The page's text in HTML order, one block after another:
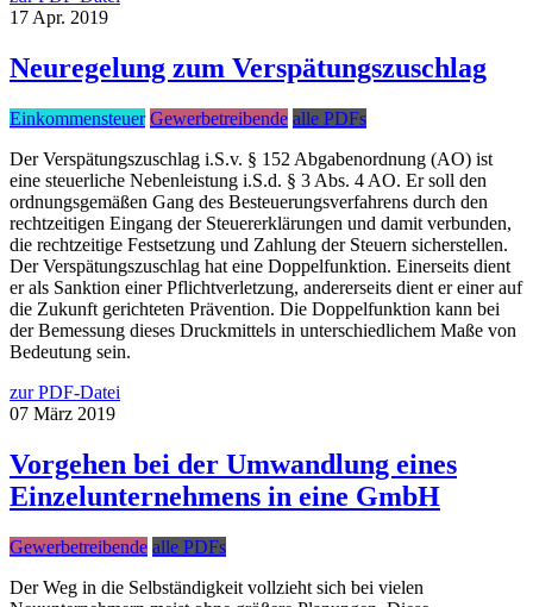
17 Apr. 2019
Neuregelung zum Verspätungszuschlag
Einkommensteuer Gewerbetreibende alle PDFs
Der Verspätungszuschlag i.S.v. § 152 Abgabenordnung (AO) ist
eine steuerliche Nebenleistung i.S.d. § 3 Abs. 4 AO. Er soll den
ordnungsgemäßen Gang des Besteuerungsverfahrens durch den
rechtzeitigen Eingang der Steuererklärungen und damit verbunden,
die rechtzeitige Festsetzung und Zahlung der Steuern sicherstellen.
Der Verspätungszuschlag hat eine Doppelfunktion. Einerseits dient
er als Sanktion einer Pflichtverletzung, andererseits dient er einer auf
die Zukunft gerichteten Prävention. Die Doppelfunktion kann bei
der Bemessung dieses Druckmittels in unterschiedlichem Maße von
Bedeutung sein.
zur PDF-Datei
07 März 2019
Vorgehen bei der Umwandlung eines
Einzelunternehmens in eine GmbH
Gewerbetreibende alle PDFs
Der Weg in die Selbständigkeit vollzieht sich bei vielen